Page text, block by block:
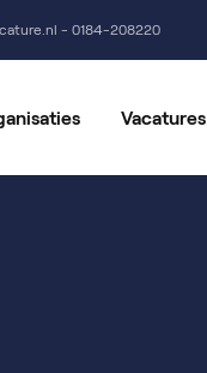
- 0184-208220
Vacatures